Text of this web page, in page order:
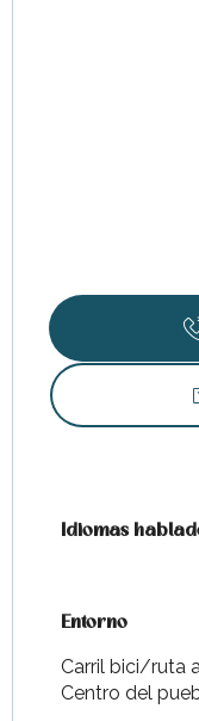
Idiomas
Idiomas
Entorno
Entorno
Carril bici/ruta
Centro del